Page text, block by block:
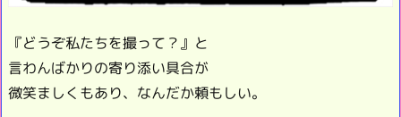
『どうぞ私たちを撮って？』と
言わんばかりの寄り添い具合が
微笑ましくもあり、なんだか頼もしい。